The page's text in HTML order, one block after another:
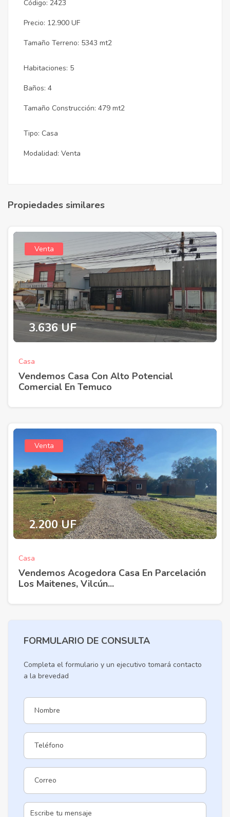
Código: 2423
Precio: 12.900 UF
Tamaño Terreno: 5343 mt2
Habitaciones: 5
Baños: 4
Tamaño Construcción: 479 mt2
Tipo: Casa
Modalidad: Venta
Propiedades similares
Venta
3.636 UF
Casa
Vendemos Casa Con Alto Potencial
Comercial En Temuco
Venta
2.200 UF
Casa
Vendemos Acogedora Casa En Parcelación
Los Maitenes, Vilcún...
FORMULARIO DE CONSULTA
Completa el formulario y un ejecutivo tomará contacto
a la brevedad